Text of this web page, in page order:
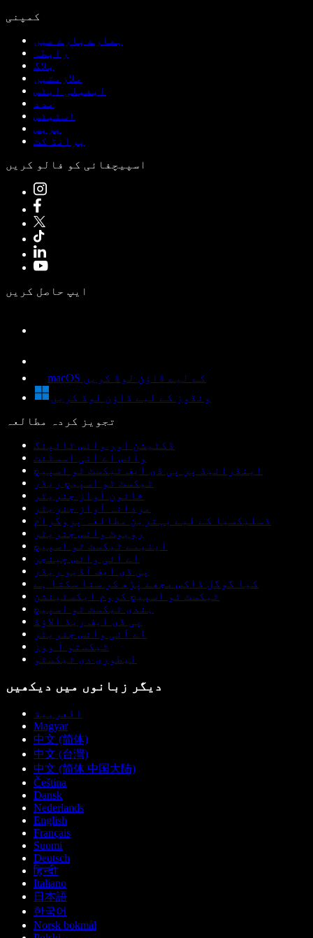
کمپنی
ہمارے بارے میں
رابطہ
بلاگ
ملازمتیں
ایفیلی ایٹس
مدد
اسٹیٹس
پریس
برانڈ کٹ
اسپیچفائی کو فالو کریں
ایپ حاصل کریں
macOS کے لیے ڈاؤن لوڈ کریں
ونڈوز کے لیے ڈاؤن لوڈ کریں
تجویز کردہ مطالعہ
ڈکٹیشن اور وائس ٹائپنگ
وائس اے آئی اسسٹنٹ
اینڈرائیڈ پر پی ڈی ایف ٹیکسٹ ٹو اسپیچ
ٹیکسٹ ٹو اسپیچ ریڈر
خاتون آواز جنریٹر
مردانہ آواز جنریٹر
ڈسلیکسیا کے لیے بہترین مطالعہ پروگرام
روبوٹ وائس جنریٹر
اینیمے ٹیکسٹ ٹو اسپیچ
اے آئی وائس چینجر
پی ڈی ایف آڈیو ریڈر
کیا گوگل ڈاکس مجھے پڑھ کر سنا سکتا ہے
ٹیکسٹ ٹو اسپیچ کروم ایکسٹینشن
ہندی ٹیکسٹ ٹو اسپیچ
پی ڈی ایف ریڈ الاؤڈ
اے آئی وائس جنریٹر
ٹیکستو آ ووز
لیطوری دی ٹیکسٹو
دیگر زبانوں میں دیکھیں
العربية
Magyar
中文 (简体)
中文 (台灣)
中文 (简体 中国大陆)
Čeština
Dansk
Nederlands
English
Français
Suomi
Deutsch
हिन्दी
Italiano
日本語
한국어
Norsk bokmål